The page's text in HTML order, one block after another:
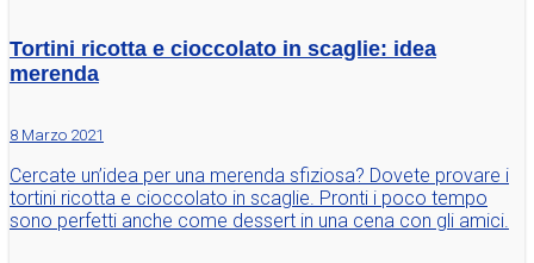
Tortini ricotta e cioccolato in scaglie: idea
merenda
8 Marzo 2021
Cercate un’idea per una merenda sfiziosa? Dovete provare i
tortini ricotta e cioccolato in scaglie. Pronti i poco tempo
sono perfetti anche come dessert in una cena con gli amici.